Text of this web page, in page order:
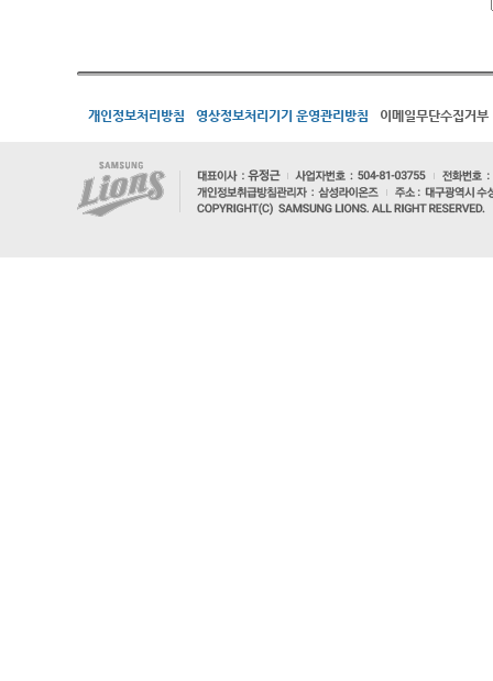
개인정보처리방침 영상정보처리기기 운영관리방침 이메일무단수집거부